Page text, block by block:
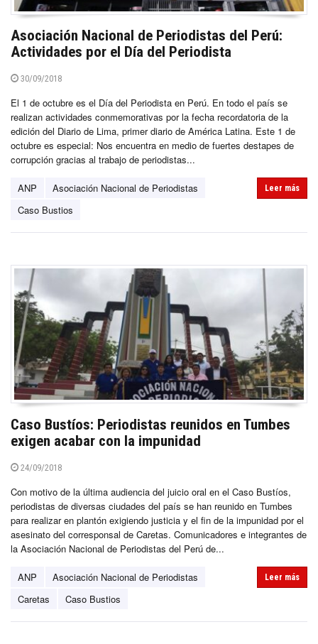
Asociación Nacional de Periodistas del Perú:
Actividades por el Día del Periodista
30/09/2018
El 1 de octubre es el Día del Periodista en Perú. En todo el país se
realizan actividades conmemorativas por la fecha recordatoria de la
edición del Diario de Lima, primer diario de América Latina. Este 1 de
octubre es especial: Nos encuentra en medio de fuertes destapes de
corrupción gracias al trabajo de periodistas...
ANP
Asociación Nacional de Periodistas
Caso Bustios
Leer más
Caso Bustíos: Periodistas reunidos en Tumbes
exigen acabar con la impunidad
24/09/2018
Con motivo de la última audiencia del juicio oral en el Caso Bustíos,
periodistas de diversas ciudades del país se han reunido en Tumbes
para realizar en plantón exigiendo justicia y el fin de la impunidad por el
asesinato del corresponsal de Caretas. Comunicadores e integrantes de
la Asociación Nacional de Periodistas del Perú de...
ANP
Asociación Nacional de Periodistas
Caretas
Caso Bustios
Leer más